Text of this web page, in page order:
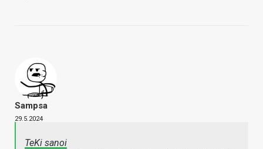
Sampsa
29.5.2024
TeKi sanoi